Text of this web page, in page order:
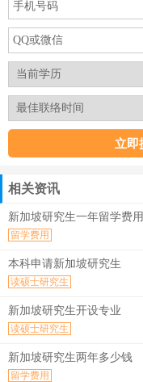
相关资讯
新加坡研究生一年留学费用
留学费用
本科申请新加坡研究生
读硕士研究生
新加坡研究生开设专业
读硕士研究生
新加坡研究生两年多少钱
留学费用